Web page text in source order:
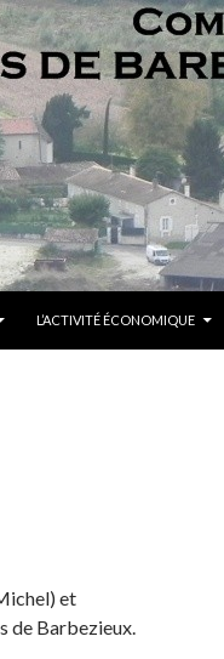
L’ACTIVITÉ ÉCONOMIQUE
et
de Barbezieux.